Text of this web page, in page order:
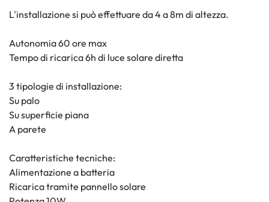
L'installazione si può effettuare da 4 a 8m di altezza.
Autonomia 60 ore max
Tempo di ricarica 6h di luce solare diretta
3 tipologie di installazione:
Su palo
Su superficie piana
A parete
Caratteristiche tecniche:
Alimentazione a batteria
Ricarica tramite pannello solare